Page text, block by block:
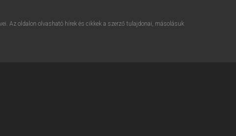
Az oldalon olvasható hírek és cikkek a szerző tulajdonai, másolásuk